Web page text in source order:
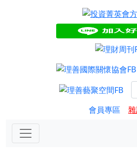
會員專區